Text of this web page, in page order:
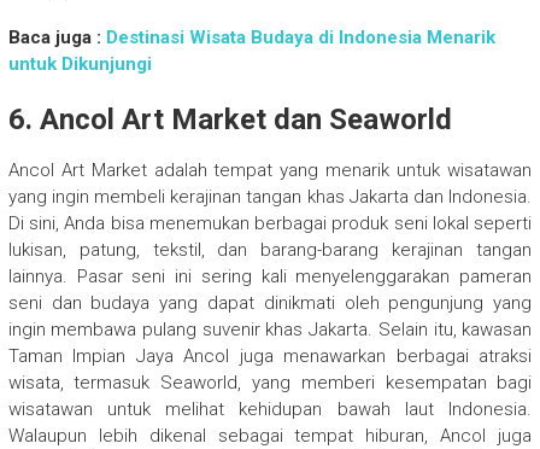
Baca juga : Destinasi Wisata Budaya di Indonesia Menarik
untuk Dikunjungi
6. Ancol Art Market dan Seaworld
Ancol Art Market adalah tempat yang menarik untuk wisatawan
yang ingin membeli kerajinan tangan khas Jakarta dan Indonesia.
Di sini, Anda bisa menemukan berbagai produk seni lokal seperti
lukisan, patung, tekstil, dan barang-barang kerajinan tangan
lainnya. Pasar seni ini sering kali menyelenggarakan pameran
seni dan budaya yang dapat dinikmati oleh pengunjung yang
ingin membawa pulang suvenir khas Jakarta. Selain itu, kawasan
Taman Impian Jaya Ancol juga menawarkan berbagai atraksi
wisata, termasuk Seaworld, yang memberi kesempatan bagi
wisatawan untuk melihat kehidupan bawah laut Indonesia.
Walaupun lebih dikenal sebagai tempat hiburan, Ancol juga